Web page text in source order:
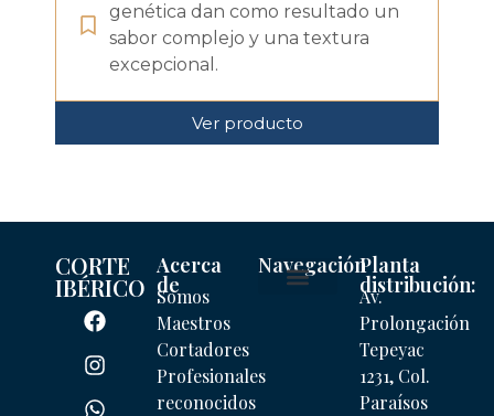
genética dan como resultado un
sabor complejo y una textura
excepcional.
Ver producto
CORTE
IBÉRICO
Acerca
de
Somos
Maestros
Cortadores
Profesionales
reconocidos
NavegaciónPlanta
distribución:
Av.
Prolongación
Tepeyac
1231, Col.
Paraísos